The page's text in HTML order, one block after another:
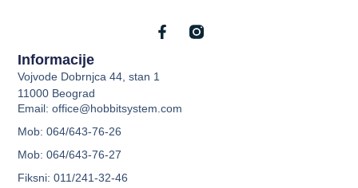
Informacije
Vojvode Dobrnjca 44, stan 1
11000 Beograd
Email: office@hobbitsystem.com
Mob: 064/643-76-26
Mob: 064/643-76-27
Fiksni: 011/241-32-46